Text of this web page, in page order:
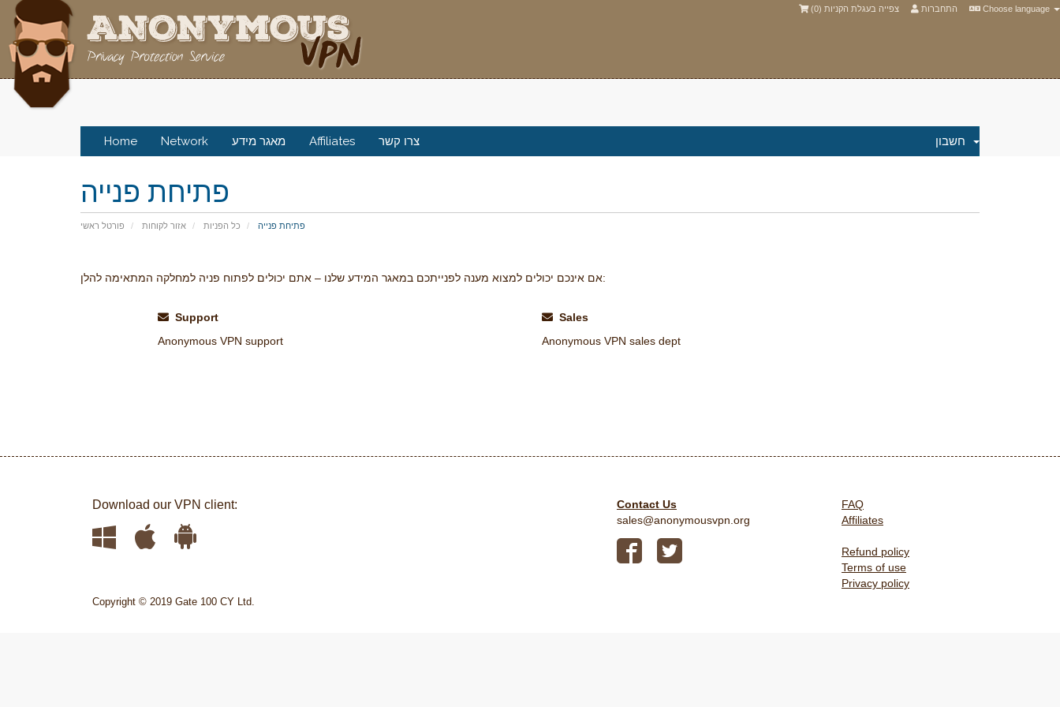
Choose language התחברות צפייה בעגלת הקניות (0
)
Home Network מאגר מידע Affiliates צרו קשר
פתיחת פנייה
פורטל ראשי אזור לקוחות כל הפניות פתיחת פנייה
אם אינכם יכולים למצוא מענה לפנייתכם במאגר המידע שלנו – אתם יכולים לפתוח פניה למחלקה המתאימה להלן:
Support
Anonymous VPN support
Sales
Anonymous VPN sales dept
Download our VPN client:
Contact Us
sales@anonymousvpn.org
FAQ
Affiliates
Refund policy
Terms of use
Privacy policy
Copyright © 2019 Gate 100 CY Ltd.